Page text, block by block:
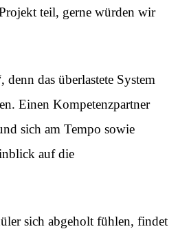
teil, gerne würden wir
das überlastete System
Einen Kompetenzpartner
sich am Tempo sowie
auf die
sich abgeholt fühlen, findet